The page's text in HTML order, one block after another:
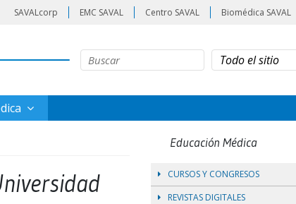
SAVALcorp EMC SAVAL Centro SAVAL Biomédica SAVAL
Educación Médica
CURSOS Y CONGRESOS
REVISTAS DIGITALES